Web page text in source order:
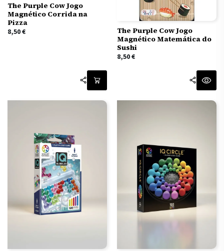
The Purple Cow Jogo
Magnético Corrida na
Pizza
8,50€
The Purple Cow Jogo
Magnético Matemática do
Sushi
8,50€